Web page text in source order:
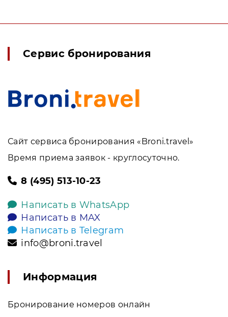
Сервис бронирования
Сайт сервиса бронирования «Broni.travel»
Время приема заявок - круглосуточно.
8 (495) 513-10-23
Написать в WhatsApp
Написать в MAX
Написать в Telegram
info@broni.travel
Информация
Бронирование номеров онлайн